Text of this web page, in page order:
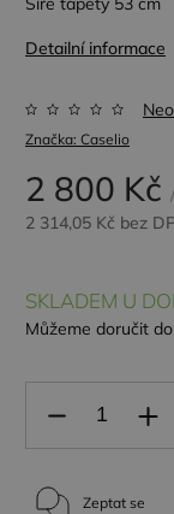
Detailní informace
Značka: Caselio
2 800 Kč
2 314,05 Kč bez
SKLADEM U
Můžeme doručit
Zeptat se